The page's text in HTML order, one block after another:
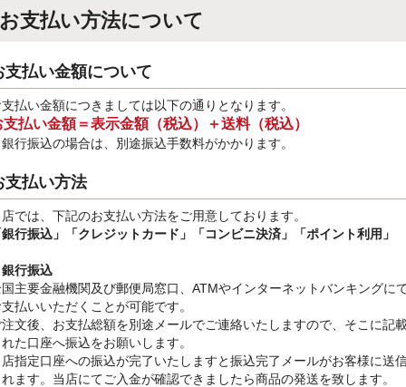
お支払い方法について
支払い金額について
払い金額につきましては以下の通りとなります。
支払い金額＝表示金額（税込）＋送料（税込）
行振込の場合は、別途振込手数料がかかります。
支払い方法
では、下記のお支払い方法をご用意しております。
行振込」
「クレジットカード」「コンビニ決済」「ポイント利用」
行振込
主要金融機関及び郵便局窓口、ATMやインターネットバンキングに
払いいただくことが可能です。
文後、お支払総額を別途メールでご連絡いたしますので、そこに記
た口座へ振込をお願いします。
指定口座への振込が完了いたしますと振込完了メールがお客様に送
ます。当店にてご入金が確認できましたら商品の発送を致します。